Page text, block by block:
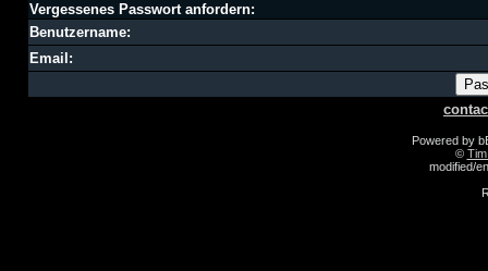
Vergessenes Passwort anfordern:
Benutzername:
Email:
Powered by
©
modified/